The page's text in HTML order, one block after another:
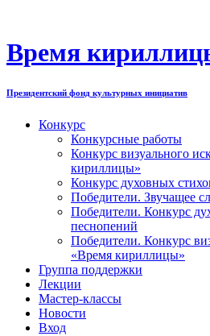
содержимому
Время
Президентский фонд культурных инициатив
Конкурс
Конкурсные работы
Конкурс визуального
кириллицы»
Конкурс духовных
Победители. Звучащее
Победители. Конкурс
песнопений
Победители. Конкурс
«Время кириллицы»
Группа поддержки
Лекции
Мастер-классы
Новости
Вход